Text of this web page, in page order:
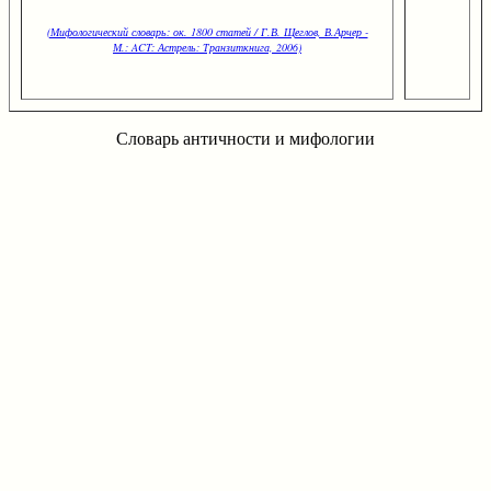
(Мифологический словарь: ок. 1800 статей / Г.В. Щеглов, В.Арчер -
М.: ACT: Астрель: Транзиткнига, 2006)
Словарь античности и мифологии